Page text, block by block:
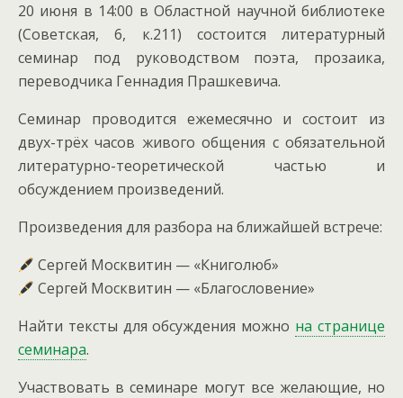
20 июня в 14:00 в Областной научной библиотеке
(Советская, 6, к.211) состоится литературный
семинар под руководством поэта, прозаика,
переводчика Геннадия Прашкевича.
Семинар проводится ежемесячно и состоит из
двух-трёх часов живого общения с обязательной
литературно-теоретической частью и
обсуждением произведений.
Произведения для разбора на ближайшей встрече:
Сергей Москвитин — «Книголюб»
Сергей Москвитин — «Благословение»
Найти тексты для обсуждения можно на странице
семинара.
Участвовать в семинаре могут все желающие, но